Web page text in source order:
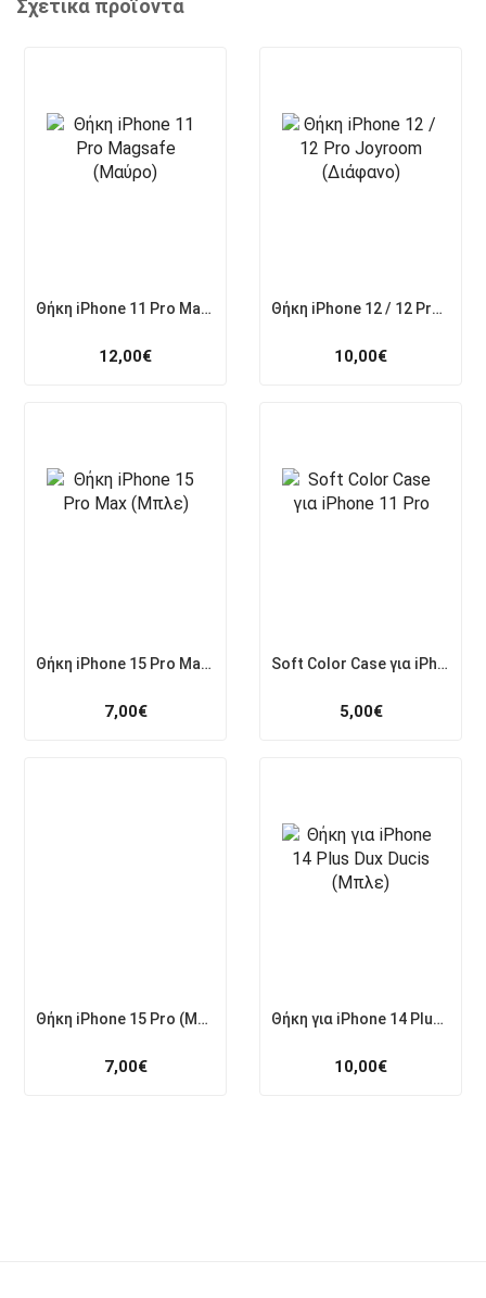
Σχετικά προϊόντα
Θήκη iPhone 11 Pro Magsafe (Μαύρο)
12,00€
Θήκη iPhone 12 / 12 Pro Joyroom (Διάφανο)
10,00€
Θήκη iPhone 15 Pro Max (Μπλε)
7,00€
Soft Color Case για iPhone 11 Pro
5,00€
Θήκη iPhone 15 Pro (Μαύρο)
7,00€
Θήκη για iPhone 14 Plus Dux Ducis (Μπλε)
10,00€